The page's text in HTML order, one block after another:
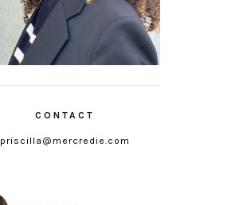
CONTACT
priscilla@mercredie.com